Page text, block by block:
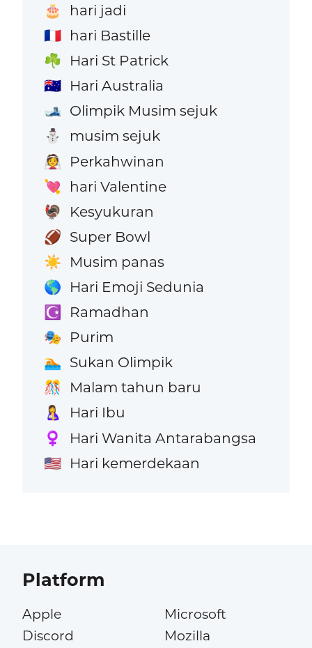
🎂 hari jadi
🇫🇷 hari Bastille
☘️ Hari St Patrick
🇦🇺 Hari Australia
🎿 Olimpik Musim sejuk
⛄ musim sejuk
👰 Perkahwinan
💘 hari Valentine
🦃 Kesyukuran
🏈 Super Bowl
☀️ Musim panas
🌎 Hari Emoji Sedunia
☪️ Ramadhan
🎭 Purim
🏊 Sukan Olimpik
🎊 Malam tahun baru
🤱 Hari Ibu
♀️ Hari Wanita Antarabangsa
🇺🇸 Hari kemerdekaan
Platform
Apple
Discord
Microsoft
Mozilla